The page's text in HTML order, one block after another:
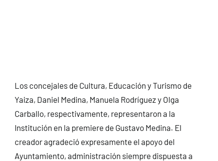
Los concejales de Cultura, Educación y Turismo de
Yaiza, Daniel Medina, Manuela Rodríguez y Olga
Carballo, respectivamente, representaron a la
Institución en la premiere de Gustavo Medina. El
creador agradeció expresamente el apoyo del
Ayuntamiento, administración siempre dispuesta a